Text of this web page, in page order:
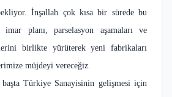
İnşallah çok kısa bir sürede bu
imar planı, parselasyon aşamaları ve
birlikte yürüterek yeni fabrikaları
müjdeyi vereceğiz.
Türkiye Sanayisinin gelişmesi için